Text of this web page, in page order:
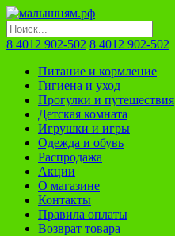
8 4012 902-502 8 4012 902-502
Питание и кормление
Гигиена и уход
Прогулки и путешествия
Детская комната
Игрушки и игры
Одежда и обувь
Распродажа
Акции
О магазине
Контакты
Правила оплаты
Возврат товара